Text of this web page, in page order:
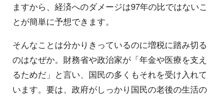
ますから、経済へのダメージは97年の比ではないこ
とが簡単に予想できます。
そんなことは分かりきっているのに増税に踏み切る
のはなぜか。財務省や政治家が「年金や医療を支え
るためだ」と言い、国民の多くもそれを受け入れて
います。要は、政府がしっかり国民の老後の生活の